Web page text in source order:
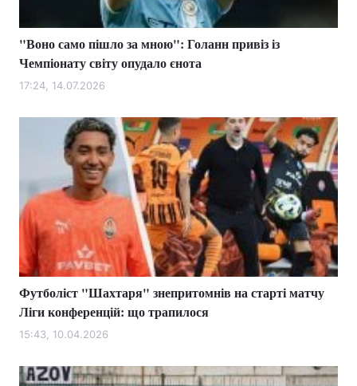
Головна Війна
Україна
Економіка Світ
"Воно само пішло за мною": Голанн привіз із
Чемпіонату світу опудало єнота
17:24, 14.07.2026
Футболіст "Шахтаря" знепритомнів на старті матчу
Ліги конференцій: що трапилося
15:43, 10.04.2026